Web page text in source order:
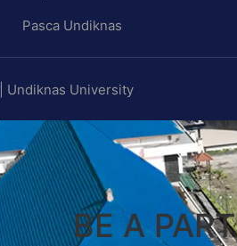
Pasca Undiknas
Undiknas University
BE A